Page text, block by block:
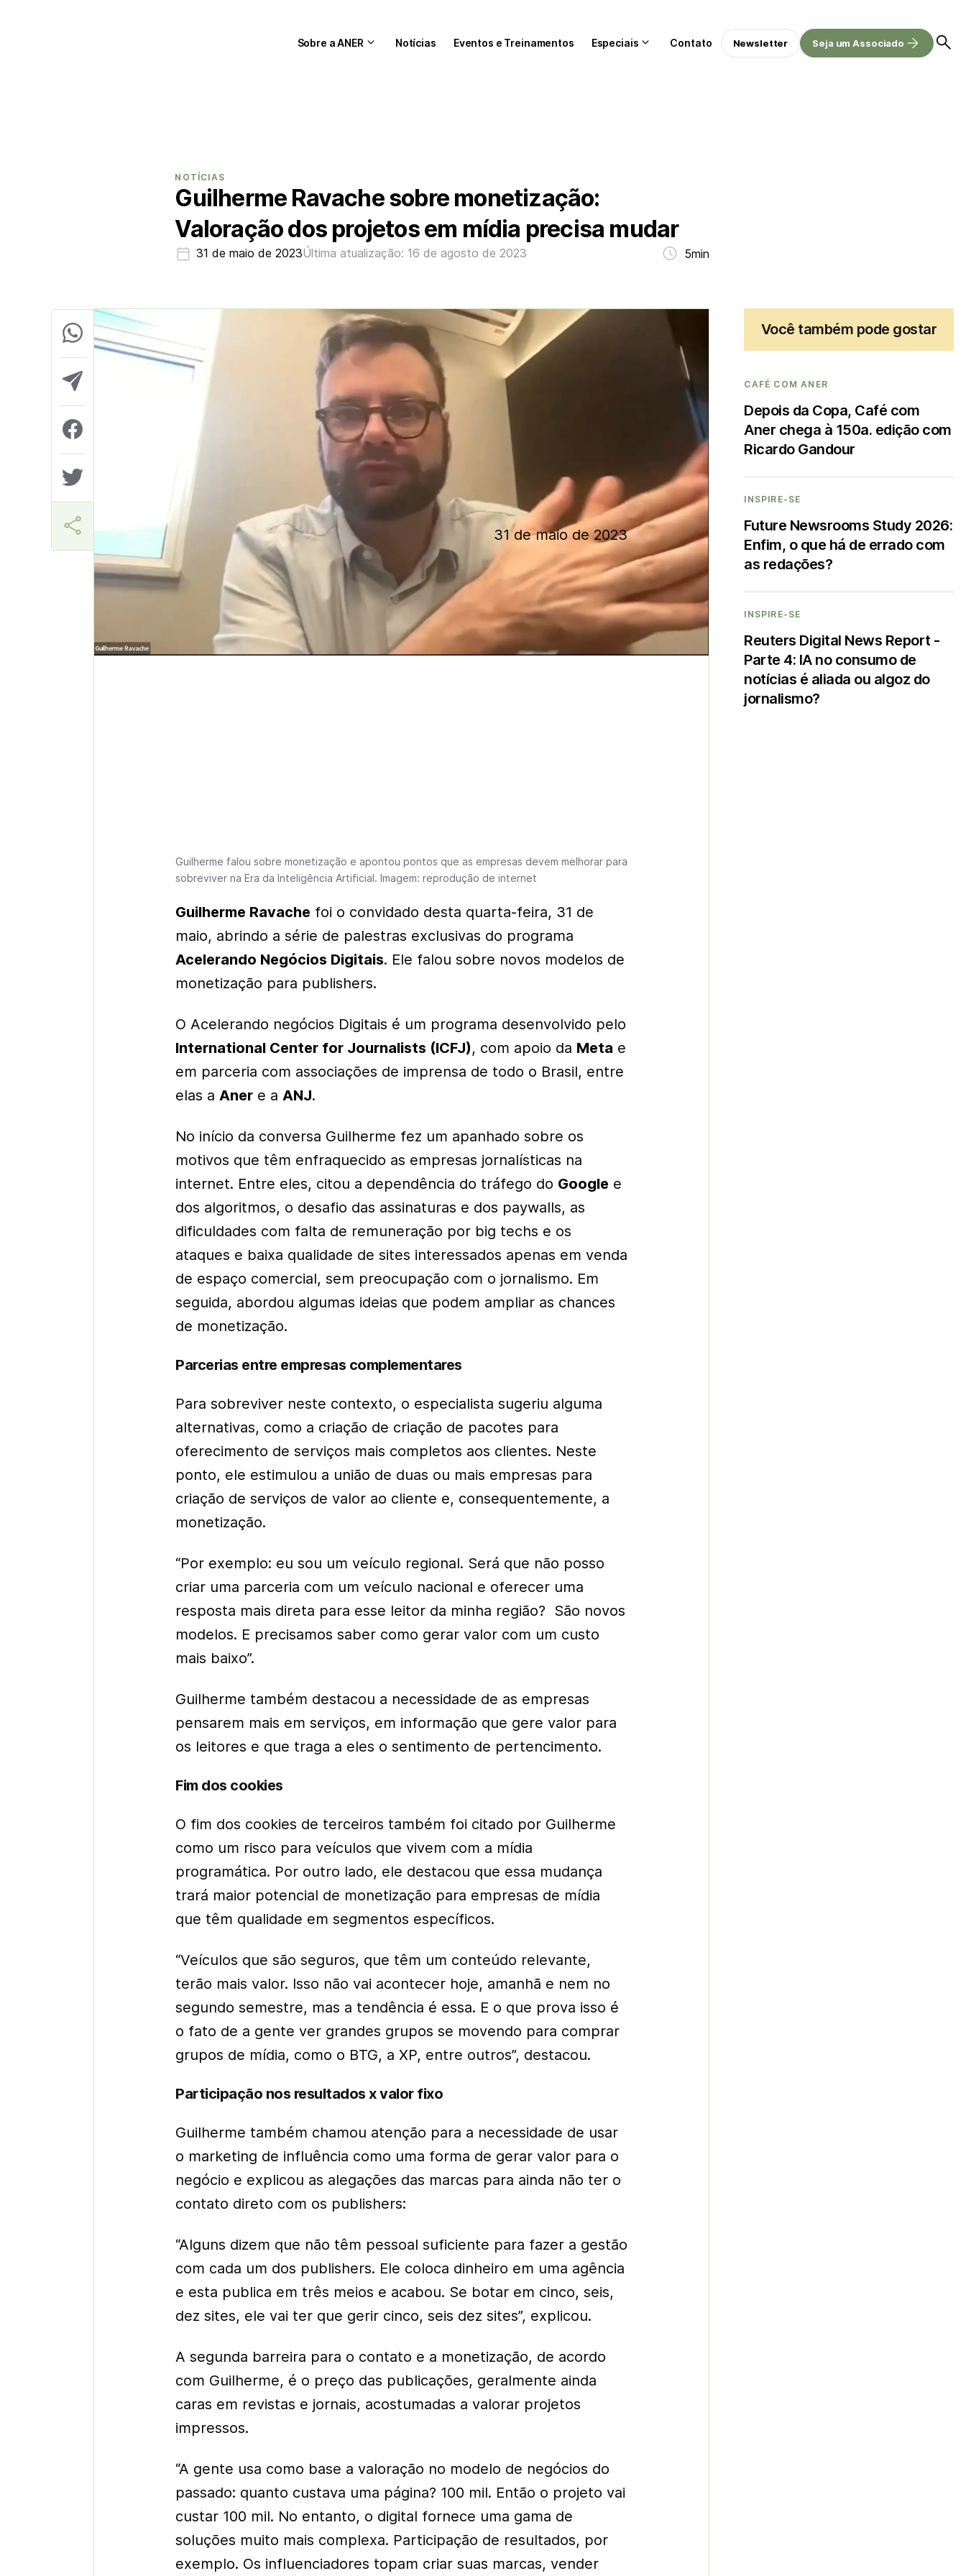
Sobre a ANER Notícias Eventos e Treinamentos Especiais Contato Newsletter Seja um Associado
NOTÍCIAS
Guilherme Ravache sobre monetização:
Valoração dos projetos em mídia precisa mudar
31 de maio de 2023Última atualização: 16 de agosto de 2023 5min
31 de maio de 2023
Guilherme falou sobre monetização e apontou pontos que as empresas devem melhorar para
sobreviver na Era da Inteligência Artificial. Imagem: reprodução de internet
Guilherme Ravache foi o convidado desta quarta-feira, 31 de
maio, abrindo a série de palestras exclusivas do programa
Acelerando Negócios Digitais. Ele falou sobre novos modelos de
monetização para publishers.
O Acelerando negócios Digitais é um programa desenvolvido pelo
International Center for Journalists (ICFJ), com apoio da Meta e
em parceria com associações de imprensa de todo o Brasil, entre
elas aAner e aANJ.
No início da conversa Guilherme fez um apanhado sobre os
motivos que têm enfraquecido as empresas jornalísticas na
internet. Entre eles, citou a dependência do tráfego do Google e
dos algoritmos, o desafio das assinaturas e dos paywalls, as
dificuldades com falta de remuneração por big techs e os
ataques e baixa qualidade de sites interessados apenas em venda
de espaço comercial, sem preocupação com o jornalismo. Em
seguida, abordou algumas ideias que podem ampliar as chances
de monetização.
Parcerias entre empresas complementares
Para sobreviver neste contexto, o especialista sugeriu alguma
alternativas, como a criação de criação de pacotes para
oferecimento de serviços mais completos aos clientes. Neste
ponto, ele estimulou a união de duas ou mais empresas para
criação de serviços de valor ao cliente e, consequentemente, a
monetização.
“Por exemplo: eu sou um veículo regional. Será que não posso
criar uma parceria com um veículo nacional e oferecer uma
resposta mais direta para esse leitor da minha região? São novos
modelos. E precisamos saber como gerar valor com um custo
mais baixo”.
Guilherme também destacou a necessidade de as empresas
pensarem mais em serviços, em informação que gere valor para
os leitores e que traga a eles o sentimento de pertencimento.
Fim dos cookies
O fim dos cookies de terceiros também foi citado por Guilherme
como um risco para veículos que vivem com a mídia
programática. Por outro lado, ele destacou que essa mudança
trará maior potencial de monetização para empresas de mídia
que têm qualidade em segmentos específicos.
“Veículos que são seguros, que têm um conteúdo relevante,
terão mais valor. Isso não vai acontecer hoje, amanhã e nem no
segundo semestre, mas a tendência é essa. E o que prova isso é
o fato de a gente ver grandes grupos se movendo para comprar
grupos de mídia, como o BTG, a XP, entre outros”, destacou.
Participação nos resultados x valor fixo
Guilherme também chamou atenção para a necessidade de usar
o marketing de influência como uma forma de gerar valor para o
negócio e explicou as alegações das marcas para ainda não ter o
contato direto com os publishers:
“Alguns dizem que não têm pessoal suficiente para fazer a gestão
com cada um dos publishers. Ele coloca dinheiro em uma agência
e esta publica em três meios e acabou. Se botar em cinco, seis,
dez sites, ele vai ter que gerir cinco, seis dez sites”, explicou.
A segunda barreira para o contato e a monetização, de acordo
com Guilherme, é o preço das publicações, geralmente ainda
caras em revistas e jornais, acostumadas a valorar projetos
impressos.
“A gente usa como base a valoração no modelo de negócios do
passado: quanto custava uma página? 100 mil. Então o projeto vai
custar 100 mil. No entanto, o digital fornece uma gama de
soluções muito mais complexa. Participação de resultados, por
exemplo. Os influenciadores topam criar suas marcas, vender
Você também pode gostar
CAFÉ COM ANER
Depois da Copa, Café com
Aner chega à 150a. edição com
Ricardo Gandour
INSPIRE-SE
Future Newsrooms Study 2026:
Enfim, o que há de errado com
as redações?
INSPIRE-SE
Reuters Digital News Report -
Parte 4: IA no consumo de
notícias é aliada ou algoz do
jornalismo?